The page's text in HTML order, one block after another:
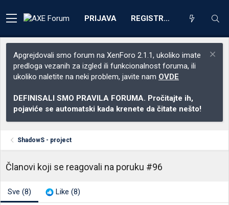
PRIJAVA REGISTRACIJA
Apgrejdovali smo forum na XenForo 2.1.1, ukoliko imate
predloga vezanih za izgled ili funkcionalnost foruma, ili
ukoliko naletite na neki problem, javite nam OVDE
DEFINISALI SMO PRAVILA FORUMA. Pročitajte ih,
pojaviće se automatski kada krenete da čitate nešto!
ShadowS - project
Članovi koji se reagovali na poruku #96
Sve (8) Like (8)